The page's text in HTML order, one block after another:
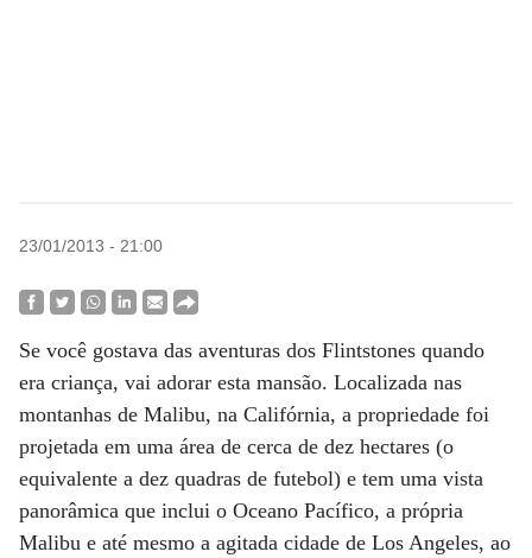
23/01/2013 - 21:00
Se você gostava das aventuras dos Flintstones quando
era criança, vai adorar esta mansão. Localizada nas
montanhas de Malibu, na Califórnia, a propriedade foi
projetada em uma área de cerca de dez hectares (o
equivalente a dez quadras de futebol) e tem uma vista
panorâmica que inclui o Oceano Pacífico, a própria
Malibu e até mesmo a agitada cidade de Los Angeles, ao